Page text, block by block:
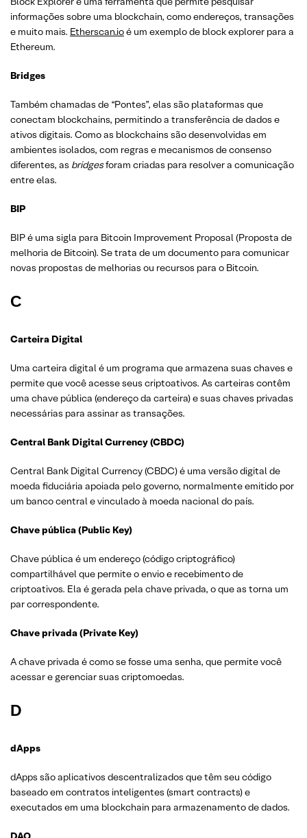
informações sobre uma blockchain, como endereços, transações
e muito mais. Etherscan.ioé um exemplo de block explorer para a
Ethereum.
Bridges
Também chamadas de “Pontes”, elas são plataformas que
conectam blockchains, permitindo a transferência de dados e
ativos digitais. Como as blockchains são desenvolvidas em
ambientes isolados, com regras e mecanismos de consenso
diferentes, as bridgesforam criadas para resolver a comunicação
entre elas.
BIP
BIP é uma sigla para Bitcoin Improvement Proposal (Proposta de
melhoria de Bitcoin). Se trata de um documento para comunicar
novas propostas de melhorias ou recursos para o Bitcoin.
C
Carteira Digital
Uma carteira digital é um programa que armazena suas chaves e
permite que você acesse seus criptoativos. As carteiras contêm
uma chave pública (endereço da carteira) e suas chaves privadas
necessárias para assinar as transações.
Central Bank Digital Currency (CBDC)
Central Bank Digital Currency (CBDC) é uma versão digital de
moeda fiduciária apoiada pelo governo, normalmente emitido por
um banco central e vinculado à moeda nacional do país.
Chave pública (Public Key)
Chave pública é um endereço (código criptográfico)
compartilhável que permite o envio e recebimento de
criptoativos. Ela é gerada pela chave privada, o que as torna um
par correspondente.
Chave privada (Private Key)
A chave privada é como se fosse uma senha, que permite você
acessar e gerenciar suas criptomoedas.
D
dApps
dApps são aplicativos descentralizados que têm seu código
baseado em contratos inteligentes (smart contracts) e
executados em uma blockchain para armazenamento de dados.